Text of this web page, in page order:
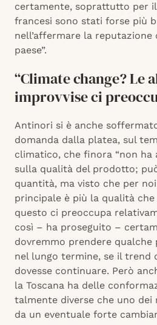
certamente, soprattutto per
francesi sono stati forse più
nell’affermare la
paese”.
“Climate change? Le
improvvise ci
Antinori si è anche
domanda dalla platea, sul
climatico, che finora “non
sulla qualità del prodotto;
quantità, ma visto che per
principale è più la qualità
questo ci preoccupa
così – ha proseguito –
dovremmo prendere qualche
nel lungo termine, se il trend
dovesse continuare. Però
la Toscana ha delle
talmente diverse che uno dei
da un eventuale forte